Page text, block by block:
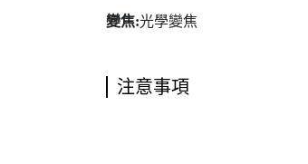
變焦:光學變焦
注意事項